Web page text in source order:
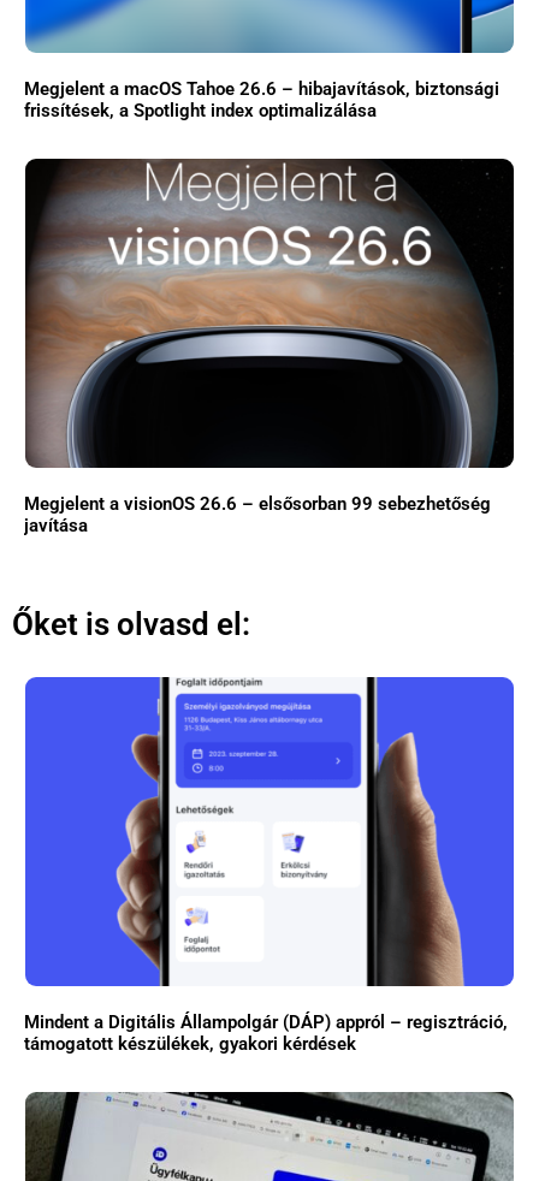
Megjelent a macOS Tahoe 26.6 – hibajavítások, biztonsági
frissítések, a Spotlight index optimalizálása
Megjelent a visionOS 26.6 – elsősorban 99 sebezhetőség
javítása
Őket is olvasd el:
Mindent a Digitális Állampolgár (DÁP) appról – regisztráció,
támogatott készülékek, gyakori kérdések